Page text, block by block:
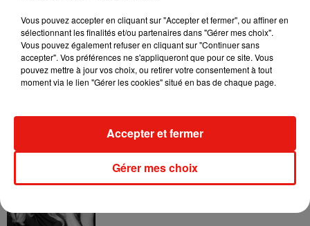
Musique
7 août 2026
Madonna sort enfin le remix de « Love
Vous pouvez accepter en cliquant sur "Accepter et fermer", ou affiner en
sélectionnant les finalités et/ou partenaires dans "Gérer mes choix".
Vous pouvez également refuser en cliquant sur "Continuer sans
accepter". Vos préférences ne s'appliqueront que pour ce site. Vous
pouvez mettre à jour vos choix, ou retirer votre consentement à tout
moment via le lien "Gérer les cookies" situé en bas de chaque page.
Gérer mes choix
Accepter et fermer